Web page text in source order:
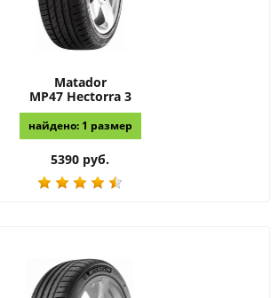
Matador
MP47 Hectorra 3
найдено: 1 размер
5390 руб.